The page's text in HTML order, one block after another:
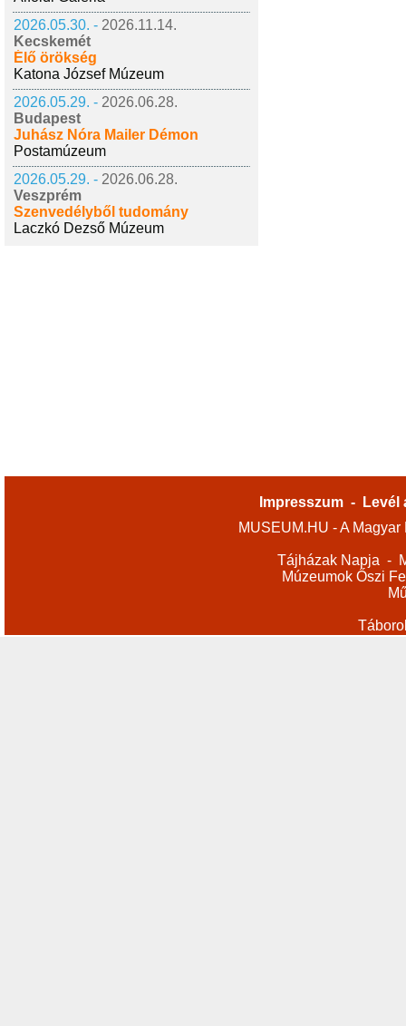
2026.05.30. - 2026.11.14.
Kecskemét
Élő örökség
Katona József Múzeum
2026.05.29. - 2026.06.28.
Budapest
Juhász Nóra Mailer Démon
Postamúzeum
2026.05.29. - 2026.06.28.
Veszprém
Szenvedélyből tudomány
Laczkó Dezső Múzeum
Impresszum -
Levél
MUSEUM.HU - A
Tájházak Napja -
Múzeumok Őszi